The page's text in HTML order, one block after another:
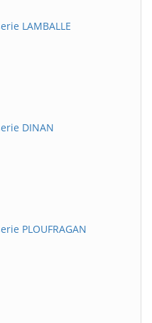
LAMBALLE
DINAN
PLOUFRAGAN